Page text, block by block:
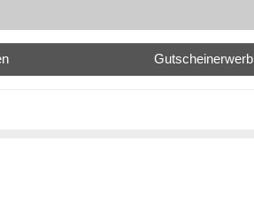
Gutscheinerwerb